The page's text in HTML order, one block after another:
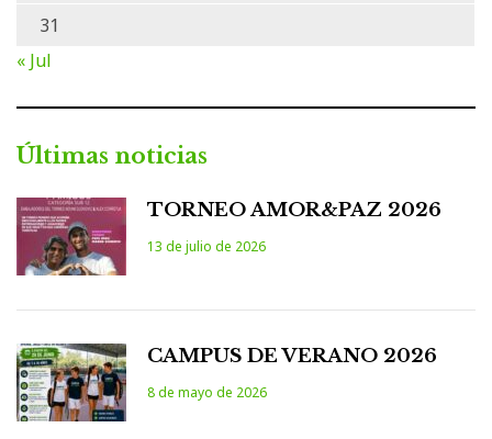
31
« Jul
Últimas noticias
TORNEO AMOR&PAZ 2026
13 de julio de 2026
CAMPUS DE VERANO 2026
8 de mayo de 2026